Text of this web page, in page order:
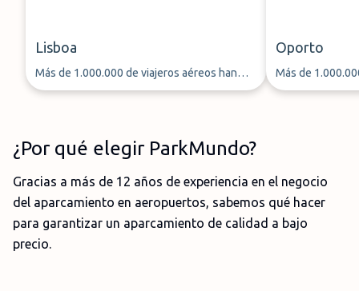
Lisboa
Más de 1.000.000 de viajeros aéreos han
aparcado su coche a través de ParkMundo
Oporto
Más de
aparcado su
¿Por qué elegir ParkMundo?
Gracias a más de 12 años de experiencia en el negocio
del aparcamiento en aeropuertos, sabemos qué hacer
para garantizar un aparcamiento de calidad a bajo
precio.